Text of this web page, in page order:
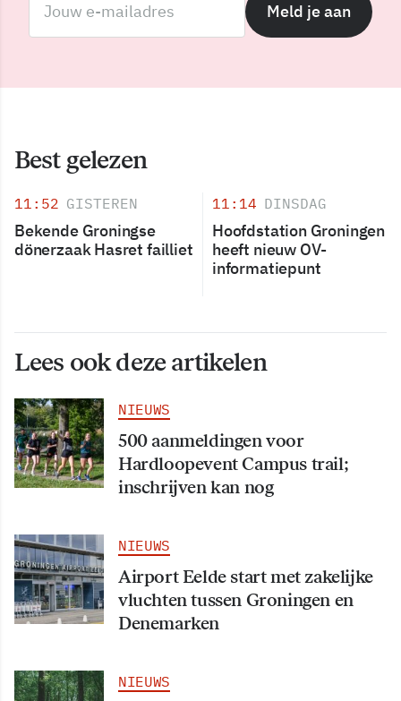
Meld je aan
Best gelezen
11:52 GISTEREN
Bekende Groningse
dönerzaak Hasret failliet
11:14 DINSDAG
Hoofdstation Groningen
heeft nieuw OV-
informatiepunt
Lees ook deze artikelen
NIEUWS
500 aanmeldingen voor
Hardloopevent Campus trail;
inschrijven kan nog
NIEUWS
Airport Eelde start met zakelijke
vluchten tussen Groningen en
Denemarken
NIEUWS